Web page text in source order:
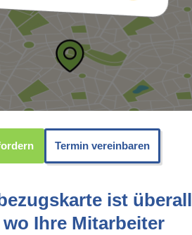
Termin vereinbaren
ist überall
Ihre Mitarbeiter